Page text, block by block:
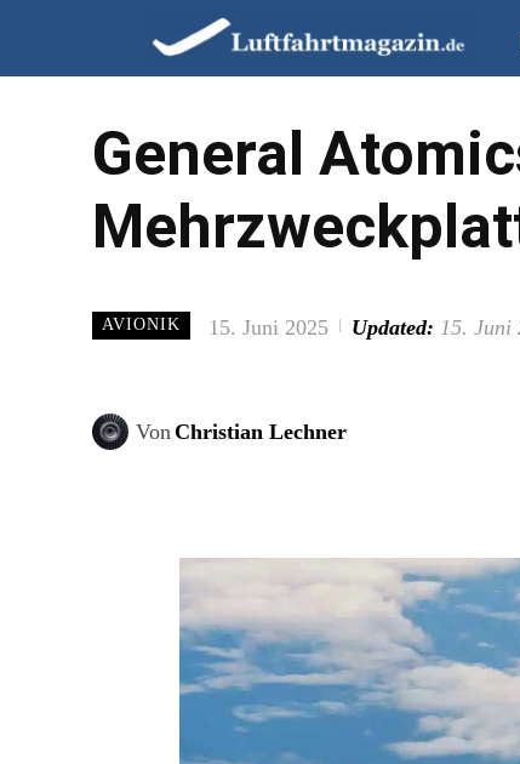
General
AVIONIK 15. Juni 2025 Updated: 15. Juni
VonChristian Lechner